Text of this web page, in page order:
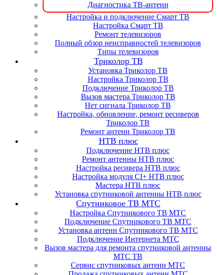
Диагностика ТВ-антенн
Настройка и подключение Смарт ТВ
Настройка Смарт ТВ
Ремонт телевизоров
Полный обзор неисправностей телевизоров
Типы телевизоров
Триколор ТВ
Установка Триколор ТВ
Настройка Триколор ТВ
Подключение Триколор ТВ
Вызов мастера Триколор ТВ
Нет сигнала Триколор ТВ
Настройка, обновление, ремонт ресиверов
Триколор ТВ
Ремонт антенн Триколор ТВ
НТВ плюс
Подключение НТВ плюс
Ремонт антенны НТВ плюс
Настройка ресивера НТВ плюс
Настройка модуля CI+ НТВ плюс
Мастера НТВ плюс
Установка спутниковой антенны НТВ плюс
Спутниковое ТВ МТС
Настройка Спутникового ТВ МТС
Подключение Спутникового ТВ МТС
Установка антенн Спутникового ТВ МТС
Подключение Интернета МТС
Вызов мастера для ремонта спутниковой антенны
МТС ТВ
Сервис спутниковых антенн МТС